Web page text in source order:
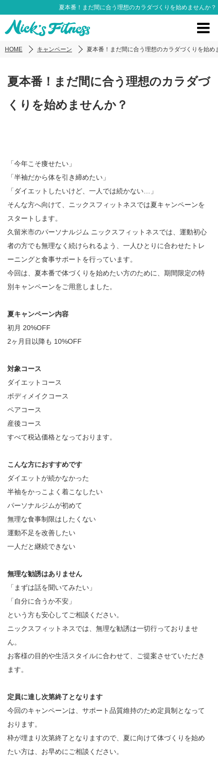
夏本番！まだ間に合う理想のカラダづくりを始めませんか？
HOME キャンペーン 夏本番！まだ間に合う理想のカラダづくりを始め
夏本番！まだ間に合う理想のカラダづ
くりを始めませんか？
「今年こそ痩せたい」
「半袖だから体を引き締めたい」
「ダイエットしたいけど、一人では続かない…」
そんな方へ向けて、ニックスフィットネスでは夏キャンペーンを
スタートします。
久留米市のパーソナルジム ニックスフィットネスでは、運動初心
者の方でも無理なく続けられるよう、一人ひとりに合わせたトレ
ーニングと食事サポートを行っています。
今回は、夏本番で体づくりを始めたい方のために、期間限定の特
別キャンペーンをご用意しました。
夏キャンペーン内容
初月 20%OFF
2ヶ月目以降も 10%OFF
対象コース
ダイエットコース
ボディメイクコース
ペアコース
産後コース
すべて税込価格となっております。
こんな方におすすめです
ダイエットが続かなかった
半袖をかっこよく着こなしたい
パーソナルジムが初めて
無理な食事制限はしたくない
運動不足を改善したい
一人だと継続できない
無理な勧誘はありません
「まずは話を聞いてみたい」
「自分に合うか不安」
という方も安心してご相談ください。
ニックスフィットネスでは、無理な勧誘は一切行っておりませ
ん。
お客様の目的や生活スタイルに合わせて、ご提案させていただき
ます。
定員に達し次第終了となります
今回のキャンペーンは、サポート品質維持のため定員制となって
おります。
枠が埋まり次第終了となりますので、夏に向けて体づくりを始め
たい方は、お早めにご相談ください。